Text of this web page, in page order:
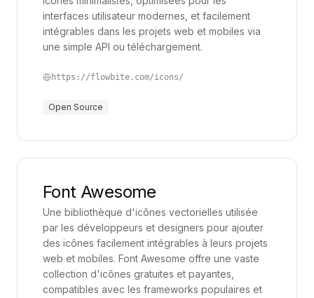
interfaces utilisateur modernes, et facilement
intégrables dans les projets web et mobiles via
une simple API ou téléchargement.
https://flowbite.com/icons/
Open Source
Font Awesome
Une bibliothèque d'icônes vectorielles utilisée
par les développeurs et designers pour ajouter
des icônes facilement intégrables à leurs projets
web et mobiles. Font Awesome offre une vaste
collection d'icônes gratuites et payantes,
compatibles avec les frameworks populaires et